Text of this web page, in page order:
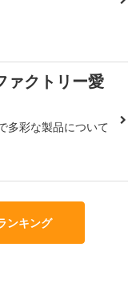
ァクトリー愛
多彩な製品について
ンキング